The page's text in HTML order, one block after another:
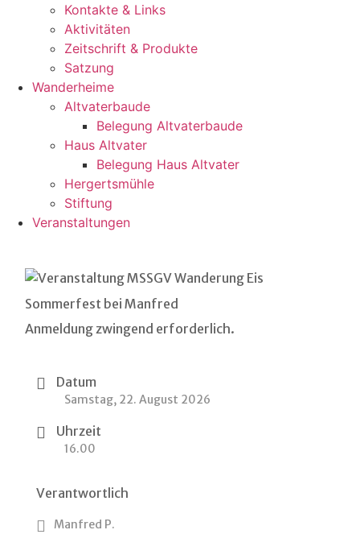
Kontakte & Links
Aktivitäten
Zeitschrift & Produkte
Satzung
Wanderheime
Altvaterbaude
Belegung Altvaterbaude
Haus Altvater
Belegung Haus Altvater
Hergertsmühle
Stiftung
Veranstaltungen
Sommerfest bei Manfred
Anmeldung zwingend erforderlich.
Datum
Samstag, 22. August 2026
Uhrzeit
16.00
Verantwortlich
Manfred P.